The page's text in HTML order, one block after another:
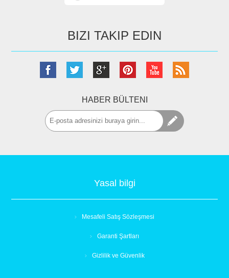
BIZI TAKIP EDIN
HABER BÜLTENI
Yasal bilgi
Mesafeli Satış Sözleşmesi
Garanti Şartları
Gizlilik ve Güvenlik